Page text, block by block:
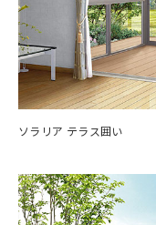
ソラリア テラス囲い